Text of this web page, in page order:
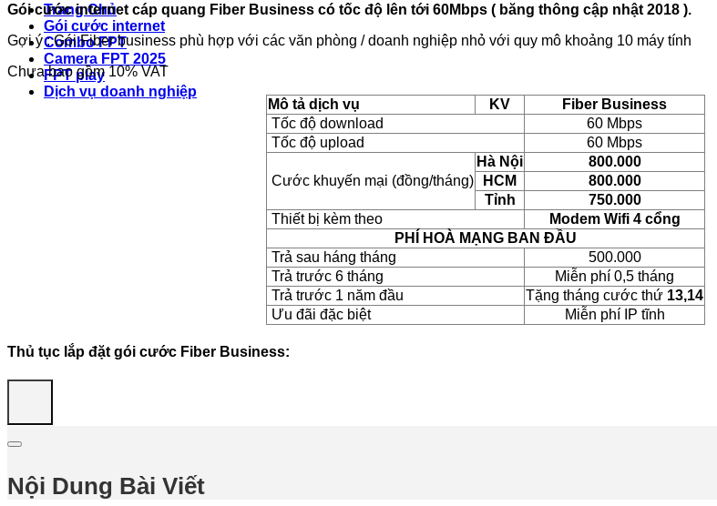
Trang Chủ
Gói cước internet
Combo FPT
Camera FPT 2025
FPT play
Dịch vụ doanh nghiệp
Gói cước internet cáp quang Fiber Business có tốc độ lên tới 60Mbps ( băng thông cập nhật 2018 ).
Gợi ý : Gói Fiber business phù hợp với các văn phòng / doanh nghiệp nhỏ với quy mô khoảng 10 máy tính
Chưa bao gồm 10% VAT
Mô tả dịch vụ KV
Fiber Business
Tốc độ download
60 Mbps
Tốc độ upload
60 Mbps
Cước khuyến mại (đồng/tháng)
Hà Nội
800.000
HCM
800.000
Tỉnh
750.000
Thiết bị kèm theo
Modem Wifi 4 cổng
PHÍ HOÀ MẠNG BAN ĐẦU
Trả sau háng tháng
500.000
Trả trước 6 tháng
Miễn phí 0,5 tháng
Trả trước 1 năm đầu
Tặng tháng cước thứ 13,14
Ưu đãi đặc biệt
Miễn phí IP tĩnh
Thủ tục lắp đặt gói cước Fiber Business:
Nội Dung Bài Viết